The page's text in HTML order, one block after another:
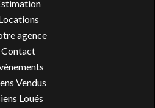
agence
Contact
Vendus
Loués